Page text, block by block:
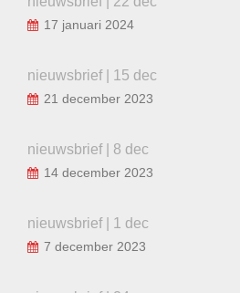
17 januari 2024
nieuwsbrief | 15 dec
21 december 2023
nieuwsbrief | 8 dec
14 december 2023
nieuwsbrief | 1 dec
7 december 2023